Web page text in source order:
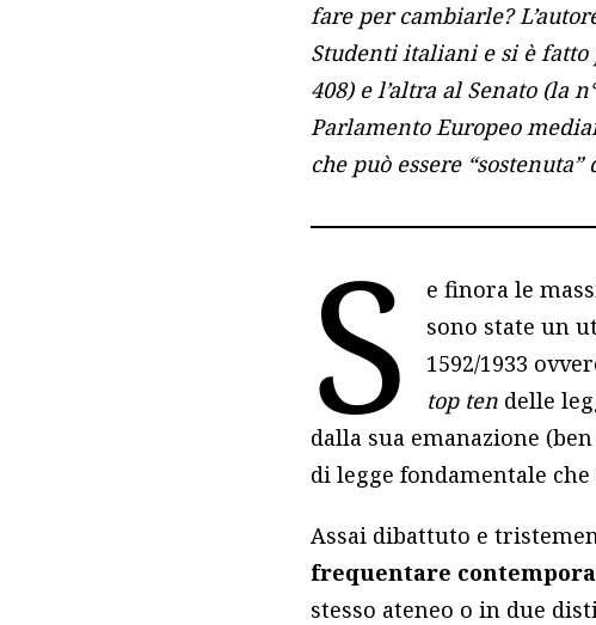
fare per cambiarle?
Studenti italiani e si è
408) e l’altra al Senato (la
Parlamento Europeo
che può essere
S
e finora le
sono state un
1592/1933
top ten delle
dalla sua emanazione
di legge fondamentale
Assai dibattuto e
frequentare
stesso ateneo o in due